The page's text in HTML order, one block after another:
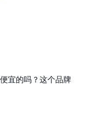
宜的吗？这个品牌